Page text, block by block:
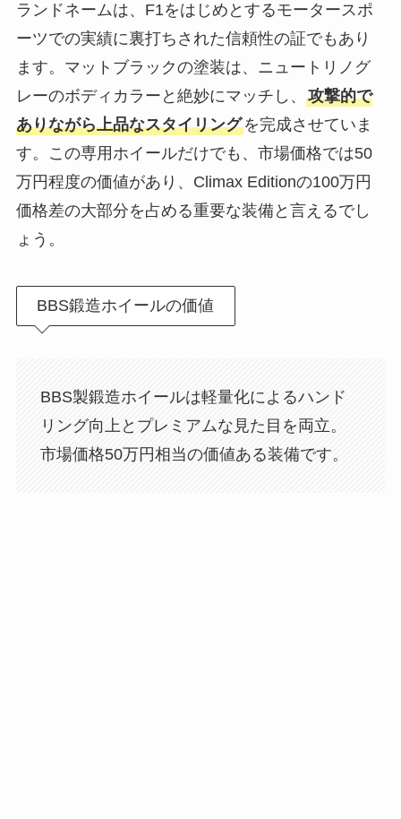
ランドネームは、F1をはじめとするモータースポ
ーツでの実績に裏打ちされた信頼性の証でもあり
ます。マットブラックの塗装は、ニュートリノグ
レーのボディカラーと絶妙にマッチし、 攻撃的で
ありながら上品なスタイリングを完成させていま
す。この専用ホイールだけでも、市場価格では50
万円程度の価値があり、Climax Editionの100万円
価格差の大部分を占める重要な装備と言えるでし
ょう。
BBS鍛造ホイールの価値
BBS製鍛造ホイールは軽量化によるハンド
リング向上とプレミアムな見た目を両立。
市場価格50万円相当の価値ある装備です。